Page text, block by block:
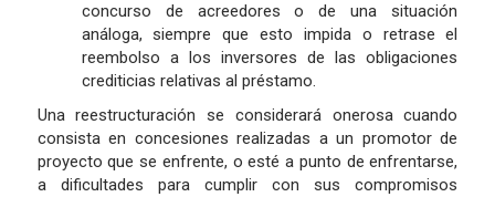
concurso de acreedores o de una situación
análoga, siempre que esto impida o retrase el
reembolso a los inversores de las obligaciones
crediticias relativas al préstamo.
Una reestructuración se considerará onerosa cuando
consista en concesiones realizadas a un promotor de
proyecto que se enfrente, o esté a punto de enfrentarse,
a dificultades para cumplir con sus compromisos